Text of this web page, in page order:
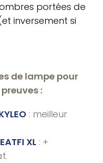
portées de
inversement si
de lampe pour
:
: meilleur
XL : +